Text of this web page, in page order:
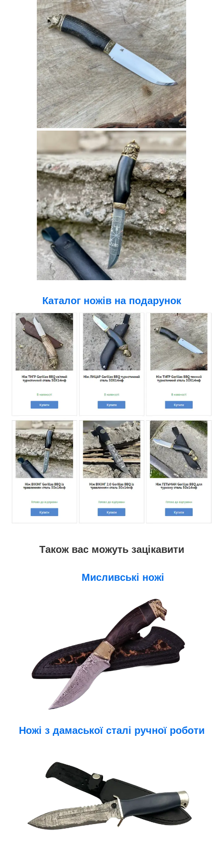
Каталог ножів на подарунок
Також вас можуть зацікавити
Мисливські ножі
Ножі з дамаської сталі ручної роботи